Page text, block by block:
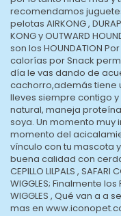
recomendamos
pelotas AIRKONG ,
KONG y OUTWARD
son los HOUNDATION
calorías por Snack
día le vas dando de
cachorro,además tiene
lleves siempre contigo
natural, maneja
soya. Un momento
momento del
vínculo con tu mascota
buena calidad con
CEPILLO LILPALS , SAFARI
WIGGLES; Finalmente
WIGGLES , Qué van a a
mas en